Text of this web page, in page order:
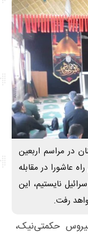
در مراسم اربعین
عاشورا در مقابله
نایستیم، این
رفت.
حکمتی‌نیک،